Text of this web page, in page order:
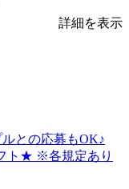
詳細を表示